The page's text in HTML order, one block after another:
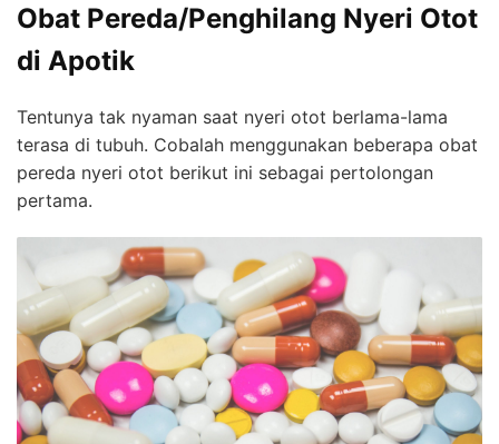
Obat Pereda/Penghilang Nyeri Otot
di Apotik
Tentunya tak nyaman saat nyeri otot berlama-lama
terasa di tubuh. Cobalah menggunakan beberapa obat
pereda nyeri otot berikut ini sebagai pertolongan
pertama.